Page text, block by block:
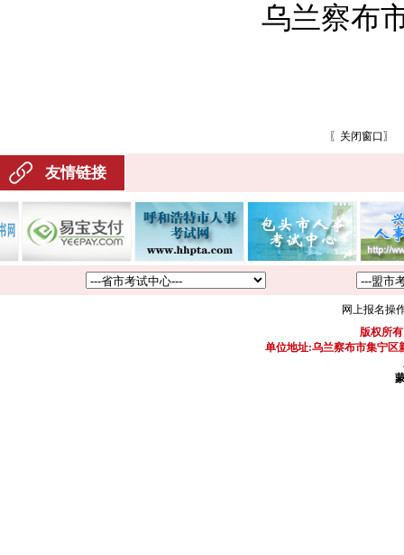
乌兰察布
〖 关闭窗口 〗
友情链接
网上报名操
版权所
单位地址:乌兰察布市集宁区